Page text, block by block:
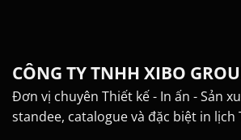
CÔNG TY TNHH XIBO
Đơn vị chuyên Thiết kế - In ấn - Sản
standee, catalogue và đặc biệt in lịch